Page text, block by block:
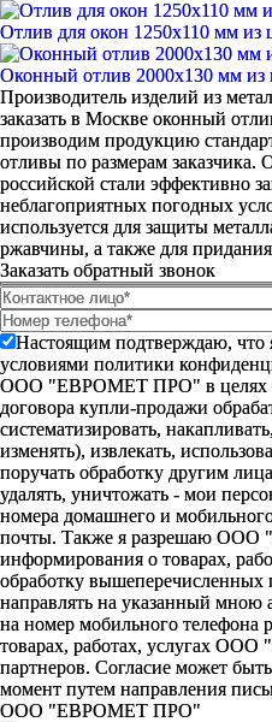
Отлив для окон 1250х110 мм из
Оконный отлив 2000х130 мм из
Производитель изделий из
заказать в Москве оконный
производим продукцию
отливы по размерам заказчика.
российской стали эффективно
неблагоприятных погодных
используется для защиты
ржавчины, а также для
Заказать обратный звонок
Настоящим подтверждаю, что
условиями политики
ООО "ЕВРОМЕТ ПРО" в целях
договора купли-продажи
систематизировать,
изменять), извлекать,
поручать обработку другим
удалять, уничтожать - мои
номера домашнего и
почты. Также я разрешаю
информирования о товарах,
обработку
направлять на указанный мною
на номер мобильного
товарах, работах, услугах
партнеров. Согласие может
момент путем направления
ООО "ЕВРОМЕТ ПРО"